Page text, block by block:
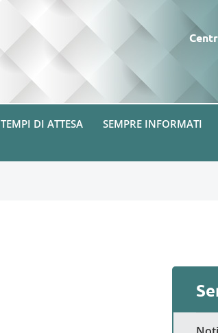
TEMPI DI ATTESA SEMPRE INFORMATI